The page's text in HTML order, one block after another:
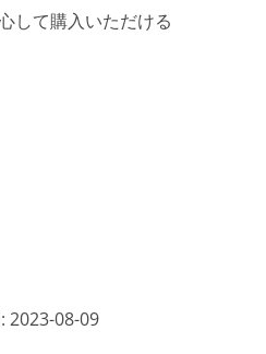
して購入いただける
2023-08-09